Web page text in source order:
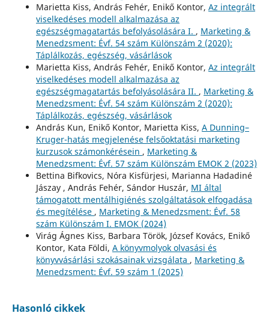
Marietta Kiss, András Fehér, Enikő Kontor, Az integrált
viselkedéses modell alkalmazása az
egészségmagatartás befolyásolására I. , Marketing &
Menedzsment: Évf. 54 szám Különszám 2 (2020):
Táplálkozás, egészség, vásárlások
Marietta Kiss, András Fehér, Enikő Kontor, Az integrált
viselkedéses modell alkalmazása az
egészségmagatartás befolyásolására II. , Marketing &
Menedzsment: Évf. 54 szám Különszám 2 (2020):
Táplálkozás, egészség, vásárlások
András Kun, Enikő Kontor, Marietta Kiss, A Dunning–
Kruger-hatás megjelenése felsőoktatási marketing
kurzusok számonkérésein , Marketing &
Menedzsment: Évf. 57 szám Különszám EMOK 2 (2023)
Bettina Bifkovics, Nóra Kisfürjesi, Marianna Hadadiné
Jászay , András Fehér, Sándor Huszár, MI által
támogatott mentálhigiénés szolgáltatások elfogadása
és megítélése , Marketing & Menedzsment: Évf. 58
szám Különszám I. EMOK (2024)
Virág Ágnes Kiss, Barbara Török, József Kovács, Enikő
Kontor, Kata Földi, A könyvmolyok olvasási és
könyvvásárlási szokásainak vizsgálata , Marketing &
Menedzsment: Évf. 59 szám 1 (2025)
Hasonló cikkek